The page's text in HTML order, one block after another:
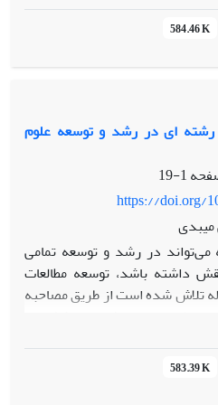
نظری تحقیق براساس نظریه
فرضیه‌های تحقیق مطرح گردید.
جامعه آماری این تحقیق 2300 ورزشکار شرکت کننده در المپیاد
روش پیمایشی و ابزار پرسشنامه
نتایج نشان می‌دهد که میان
ورزشکاران رابطه مثبت و
584.46 K
رشته ای در رشد و توسعه علوم
1-19
https://doi.org/
میبدی
میتواند در رشد و توسعه تمامی
داشته باشد، توسعه مطالعات
تلاش شده است از طریق مصاحبه
پرسش پاسخ داده شود که از
موانع رشد علوم انسانی در ایران
583.39 K